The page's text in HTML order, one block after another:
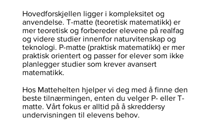
Hovedforskjellen ligger i kompleksitet og
anvendelse. T-matte (teoretisk matematikk) er
mer teoretisk og forbereder elevene på realfag
og videre studier innenfor naturvitenskap og
teknologi. P-matte (praktisk matematikk) er mer
praktisk orientert og passer for elever som ikke
planlegger studier som krever avansert
matematikk.
Hos Mattehelten hjelper vi deg med å finne den
beste tilnærmingen, enten du velger P- eller T-
matte. Vårt fokus er alltid på å skreddersy
undervisningen til elevens behov.